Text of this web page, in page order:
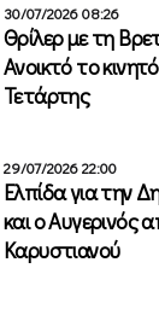
30/07/2026 08:26
Θρίλερ με τη
Ανοικτό το
Τετάρτης
29/07/2026 22:00
Ελπίδα για την
και ο Αυγερινός
Καρυστιανού